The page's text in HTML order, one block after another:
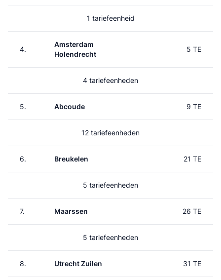
1 tariefeenheid
4.
Amsterdam
Holendrecht
5 TE
4 tariefeenheden
5. Abcoude 9 TE
12 tariefeenheden
6. Breukelen 21 TE
5 tariefeenheden
7. Maarssen 26 TE
5 tariefeenheden
8. Utrecht Zuilen 31 TE